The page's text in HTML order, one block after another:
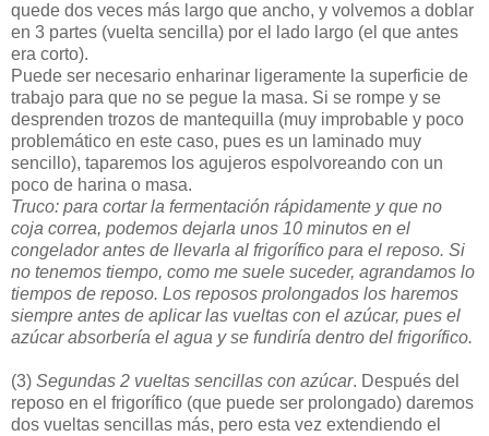
quede dos veces más largo que ancho, y volvemos a doblar
en 3 partes (vuelta sencilla) por el lado largo (el que antes
era corto).
Puede ser necesario enharinar ligeramente la superficie de
trabajo para que no se pegue la masa. Si se rompe y se
desprenden trozos de mantequilla (muy improbable y poco
problemático en este caso, pues es un laminado muy
sencillo), taparemos los agujeros espolvoreando con un
poco de harina o masa.
Truco: para cortar la fermentación rápidamente y que no
coja correa, podemos dejarla unos 10 minutos en el
congelador antes de llevarla al frigorífico para el reposo. Si
no tenemos tiempo, como me suele suceder, agrandamos lo
tiempos de reposo. Los reposos prolongados los haremos
siempre antes de aplicar las vueltas con el azúcar, pues el
azúcar absorbería el agua y se fundiría dentro del frigorífico.
(3) Segundas 2 vueltas sencillas con azúcar. Después del
reposo en el frigorífico (que puede ser prolongado) daremos
dos vueltas sencillas más, pero esta vez extendiendo el